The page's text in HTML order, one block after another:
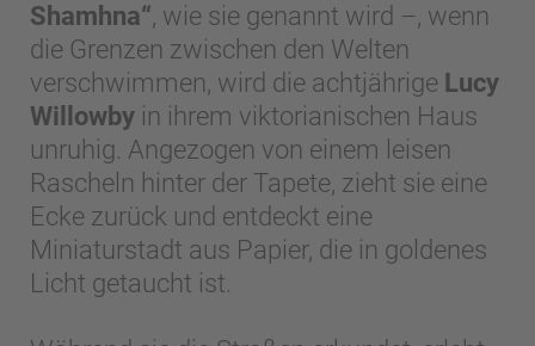
Shamhna“, wie sie genannt wird –, wenn
die Grenzen zwischen den Welten
verschwimmen, wird die achtjährige Lucy
Willowby in ihrem viktorianischen Haus
unruhig. Angezogen von einem leisen
Rascheln hinter der Tapete, zieht sie eine
Ecke zurück und entdeckt eine
Miniaturstadt aus Papier, die in goldenes
Licht getaucht ist.